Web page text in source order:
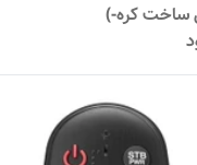
ساخت کره-)